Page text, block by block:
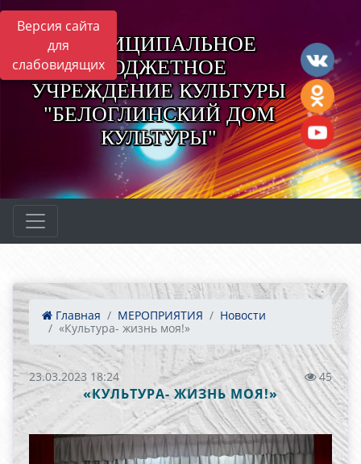
Версия сайта
для
слабовидящих
МУНИЦИПАЛЬНОЕ
БЮДЖЕТНОЕ
УЧРЕЖДЕНИЕ КУЛЬТУРЫ
"БЕЛОГЛИНСКИЙ ДОМ
КУЛЬТУРЫ"
Главная МЕРОПРИЯТИЯ
Новости
«Культура- жизнь моя!»
23.03.2023 18:24 45
«КУЛЬТУРА- ЖИЗНЬ МОЯ!»